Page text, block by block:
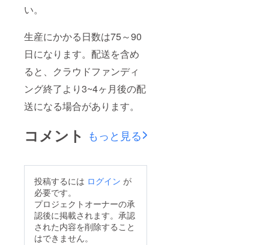
い。
生産にかかる日数は75～90
日になります。配送を含め
ると、クラウドファンディ
ング終了より3~4ヶ月後の配
送になる場合があります。
コメント もっと見る
投稿するには ログイン が
必要です。
プロジェクトオーナーの承
認後に掲載されます。承認
された内容を削除すること
はできません。